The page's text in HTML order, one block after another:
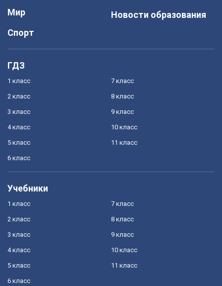
Мир
Спорт
Новости образования
ГДЗ
1 класс
2 класс
3 класс
4 класс
5 класс
6 класс
7 класс
8 класс
9 класс
10 класс
11 класс
Учебники
1 класс
2 класс
3 класс
4 класс
5 класс
6 класс
7 класс
8 класс
9 класс
10 класс
11 класс